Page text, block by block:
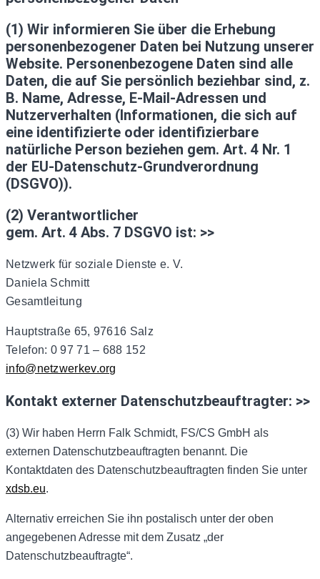
(1) Wir informieren Sie über die Erhebung
personenbezogener Daten bei Nutzung unserer
Website. Personenbezogene Daten sind alle
Daten, die auf Sie persönlich beziehbar sind, z.
B. Name, Adresse, E-Mail-Adressen und
Nutzerverhalten (Informationen, die sich auf
eine identifizierte oder identifizierbare
natürliche Person beziehen gem. Art. 4 Nr. 1
der EU-Datenschutz-Grundverordnung
(DSGVO)).
(2) Verantwortlicher
gem. Art. 4 Abs. 7 DSGVO ist: >>
Netzwerk für soziale Dienste e. V.
Daniela Schmitt
Gesamtleitung
Hauptstraße 65, 97616 Salz
Telefon: 0 97 71 – 688 152
info@netzwerkev.org
Kontakt externer Datenschutzbeauftragter: >>
(3) Wir haben Herrn Falk Schmidt, FS/CS GmbH als
externen Datenschutzbeauftragten benannt. Die
Kontaktdaten des Datenschutzbeauftragten finden Sie unter
xdsb.eu.
Alternativ erreichen Sie ihn postalisch unter der oben
angegebenen Adresse mit dem Zusatz „der
Datenschutzbeauftragte“.